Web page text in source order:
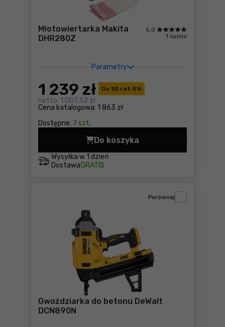
Młotowiertarka Makita
DHR280Z
Parametry
5,0
1 opinia
Do 10 rat 0%
Cena katalogowa: 1 863 zł
1 239 zł
netto: 1 007,32 zł
Dostępne: 7 szt.
Wysyłka w 1 dzień
DostawaGRATIS
Do koszyka
Młotowiertarka Makita
Gwoździarka do betonu DeWalt
DCN890N
Porównaj